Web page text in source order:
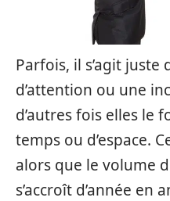
Parfois, il s’agit juste
d’attention ou une
d’autres fois elles le
temps ou d’espace.
alors que le volume
s’accroît d’année en